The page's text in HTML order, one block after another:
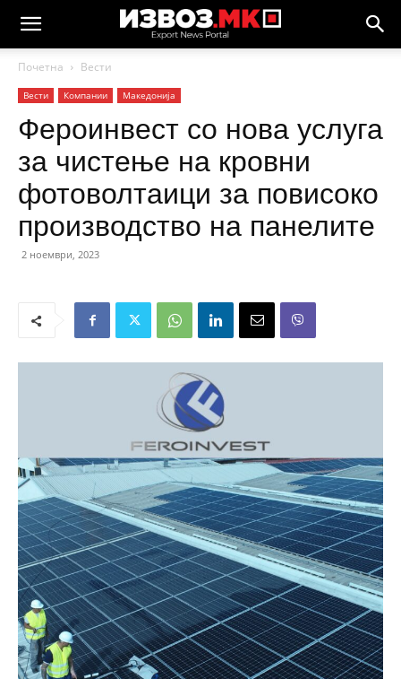
Почетна Вести
Вести Компании Македонија
Фероинвест со нова услуга
за чистење на кровни
фотоволтаици за повисоко
производство на панелите
2 ноември, 2023